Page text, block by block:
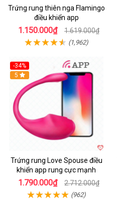
Trứng rung thiên nga Flamingo
điều khiển app
1.150.000₫ 1.619.000₫
(1,962)
-34%
5
Trứng rung Love Spouse điều
khiển app rung cực mạnh
1.790.000₫ 2.712.000₫
(962)